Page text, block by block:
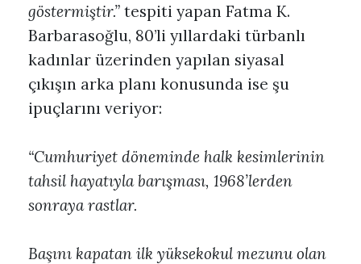
göstermiştir.” tespiti yapan Fatma K.
Barbarasoğlu, 80’li yıllardaki türbanlı
kadınlar üzerinden yapılan siyasal
çıkışın arka planı konusunda ise şu
ipuçlarını veriyor:
“Cumhuriyet döneminde halk kesimlerinin
tahsil hayatıyla barışması, 1968’lerden
sonraya rastlar.
Başını kapatan ilk yüksekokul mezunu olan